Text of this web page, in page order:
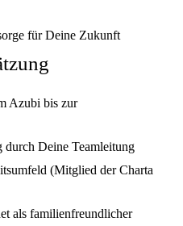
für Deine Zukunft
Azubi bis zur
durch Deine Teamleitung
(Mitglied der Charta
als familienfreundlicher